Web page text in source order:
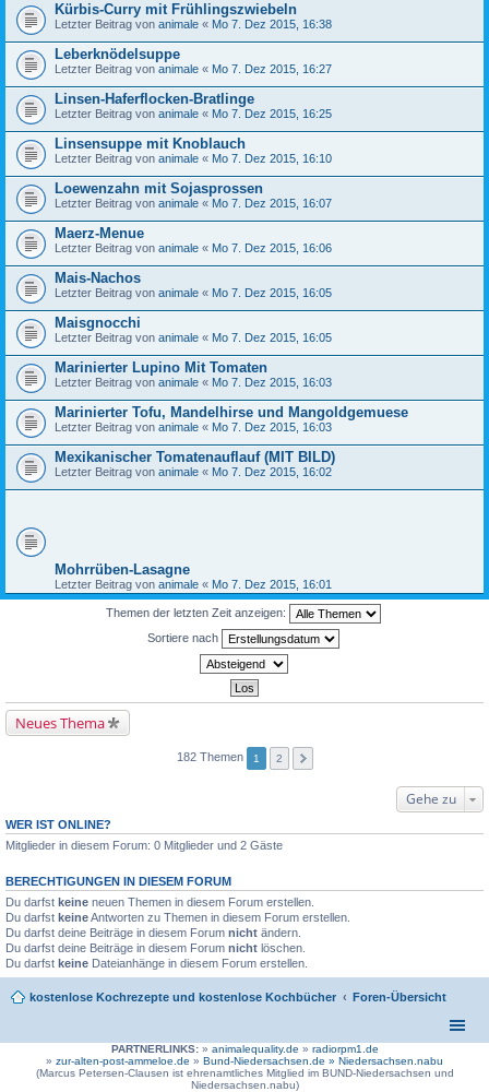
Kürbis-Curry mit Frühlingszwiebeln
Letzter Beitrag von animale « Mo 7. Dez 2015, 16:38
Leberknödelsuppe
Letzter Beitrag von animale « Mo 7. Dez 2015, 16:27
Linsen-Haferflocken-Bratlinge
Letzter Beitrag von animale « Mo 7. Dez 2015, 16:25
Linsensuppe mit Knoblauch
Letzter Beitrag von animale « Mo 7. Dez 2015, 16:10
Loewenzahn mit Sojasprossen
Letzter Beitrag von animale « Mo 7. Dez 2015, 16:07
Maerz-Menue
Letzter Beitrag von animale « Mo 7. Dez 2015, 16:06
Mais-Nachos
Letzter Beitrag von animale « Mo 7. Dez 2015, 16:05
Maisgnocchi
Letzter Beitrag von animale « Mo 7. Dez 2015, 16:05
Marinierter Lupino Mit Tomaten
Letzter Beitrag von animale « Mo 7. Dez 2015, 16:03
Marinierter Tofu, Mandelhirse und Mangoldgemuese
Letzter Beitrag von animale « Mo 7. Dez 2015, 16:03
Mexikanischer Tomatenauflauf (MIT BILD)
Letzter Beitrag von animale « Mo 7. Dez 2015, 16:02
Mohrrüben-Lasagne
Letzter Beitrag von animale « Mo 7. Dez 2015, 16:01
Themen der letzten Zeit anzeigen:
Sortiere nach
Neues Thema
182 Themen 1 2
Gehe zu
WER IST ONLINE?
Mitglieder in diesem Forum: 0 Mitglieder und 2 Gäste
BERECHTIGUNGEN IN DIESEM FORUM
Du darfst keine neuen Themen in diesem Forum erstellen.
Du darfst keineAntworten zu Themen in diesem Forum erstellen.
Du darfst deine Beiträge in diesem Forum nicht ändern.
Du darfst deine Beiträge in diesem Forum nicht löschen.
Du darfst keine Dateianhänge in diesem Forum erstellen.
kostenlose Kochrezepte und kostenlose Kochbücher Foren-Übersicht
PARTNERLINKS:» animalequality.de » radiorpm1.de
» zur-alten-post-ammeloe.de » Bund-Niedersachsen.de » Niedersachsen.nabu
(Marcus Petersen-Clausen ist ehrenamtliches Mitglied im BUND-Niedersachsen und
Niedersachsen.nabu)